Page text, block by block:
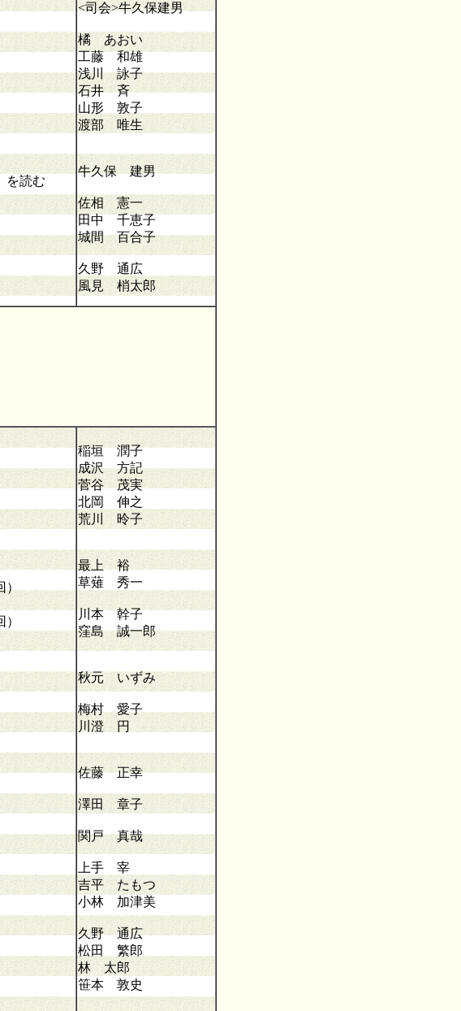
を読む
<司会>牛久保建男
橘 あおい
工藤 和雄
浅川 詠子
石井 斉
山形 敦子
渡部 唯生
牛久保 建男
佐相 憲一
田中 千恵子
城間 百合子
久野 通広
風見 梢太郎
）
稲垣 潤子
成沢 方記
菅谷 茂実
北岡 伸之
荒川 昤子
最上 裕
草薙 秀一
川本 幹子
窪島 誠一郎
秋元 いずみ
梅村 愛子
川澄 円
佐藤 正幸
澤田 章子
関戸 真哉
上手 宰
吉平 たもつ
小林 加津美
久野 通広
松田 繁郎
林 太郎
笹本 敦史